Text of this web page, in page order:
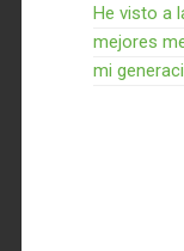
He visto a
mejores
mi